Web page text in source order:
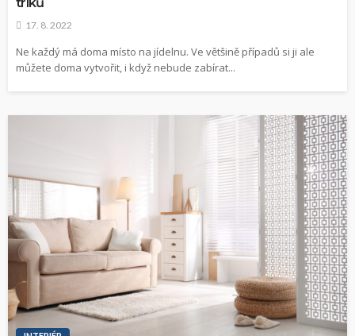
17. 8. 2022
Ne každý má doma místo na jídelnu. Ve většině případů si ji ale
můžete doma vytvořit, i když nebude zabírat...